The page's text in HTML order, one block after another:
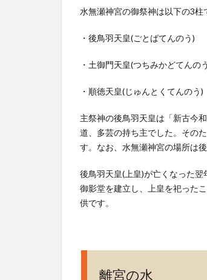
セス
方)、
営業
間、
日
は？
水無瀬神宮の御祭神は以下の3柱
・後鳥羽天皇(ごとばてんのう)
・土御門天皇(つちみかどてんの
・順徳天皇(じゅんとくてんのう)
主祭神の後鳥羽天皇は「新古今
道、多芸の持ち主でした。その
す。なお、水無瀬神宮の場所は
後鳥羽天皇(上皇)が亡くなった
御影堂を建立し、上皇を祀った
供です。
離宮の水